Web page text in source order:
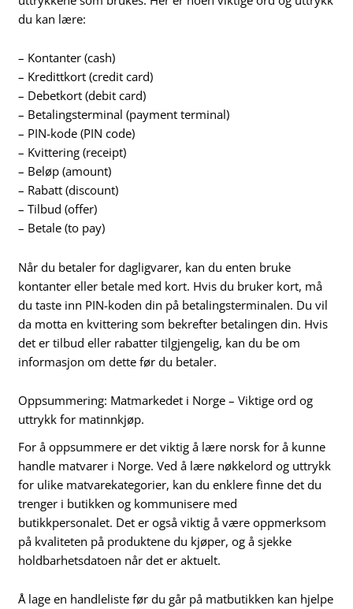
du kan lære:
– Kontanter (cash)
– Kredittkort (credit card)
– Debetkort (debit card)
– Betalingsterminal (payment terminal)
– PIN-kode (PIN code)
– Kvittering (receipt)
– Beløp (amount)
– Rabatt (discount)
– Tilbud (offer)
– Betale (to pay)
Når du betaler for dagligvarer, kan du enten bruke
kontanter eller betale med kort. Hvis du bruker kort, må
du taste inn PIN-koden din på betalingsterminalen. Du vil
da motta en kvittering som bekrefter betalingen din. Hvis
det er tilbud eller rabatter tilgjengelig, kan du be om
informasjon om dette før du betaler.
Oppsummering: Matmarkedet i Norge – Viktige ord og
uttrykk for matinnkjøp.
For å oppsummere er det viktig å lære norsk for å kunne
handle matvarer i Norge. Ved å lære nøkkelord og uttrykk
for ulike matvarekategorier, kan du enklere finne det du
trenger i butikken og kommunisere med
butikkpersonalet. Det er også viktig å være oppmerksom
på kvaliteten på produktene du kjøper, og å sjekke
holdbarhetsdatoen når det er aktuelt.
Å lage en handleliste før du går på matbutikken kan hjelpe